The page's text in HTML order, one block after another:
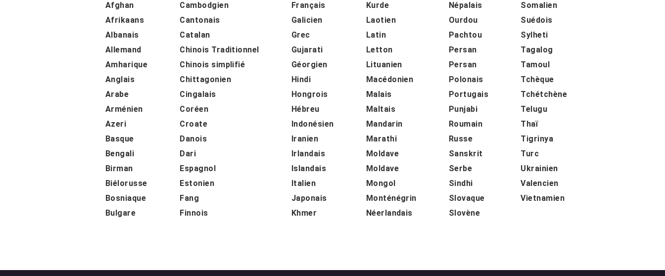
Afghan
Afrikaans
Albanais
Allemand
Amharique
Anglais
Arabe
Arménien
Azeri
Basque
Bengali
Birman
Biélorusse
Bosniaque
Bulgare
Cambodgien
Cantonais
Catalan
Chinois Traditionnel
Chinois simplifié
Chittagonien
Cingalais
Coréen
Croate
Danois
Dari
Espagnol
Estonien
Fang
Finnois
Français
Galicien
Grec
Gujarati
Géorgien
Hindi
Hongrois
Hébreu
Indonésien
Iranien
Irlandais
Islandais
Italien
Japonais
Khmer
Kurde
Laotien
Latin
Letton
Lituanien
Macédonien
Malais
Maltais
Mandarin
Marathi
Moldave
Moldave
Mongol
Monténégrin
Néerlandais
Népalais
Ourdou
Pachtou
Persan
Persan
Polonais
Portugais
Punjabi
Roumain
Russe
Sanskrit
Serbe
Sindhi
Slovaque
Slovène
Somalien
Suédois
Sylheti
Tagalog
Tamoul
Tchèque
Tchétchène
Telugu
Thaï
Tigrinya
Turc
Ukrainien
Valencien
Vietnamien